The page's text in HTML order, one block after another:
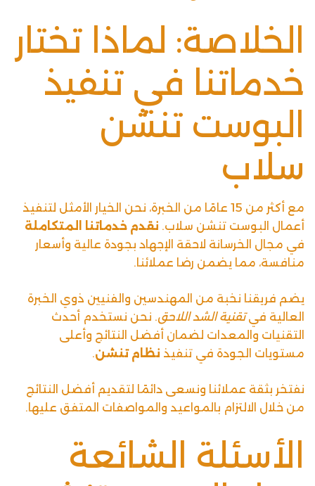
الخلاصة: لماذا تختار
خدماتنا في تنفيذ
البوست تنشن
سلاب
مع أكثر من 15 عامًا من الخبرة، نحن الخيار الأمثل لتنفيذ
أعمال البوست تنشن سلاب. نقدم خدماتنا المتكاملة
في مجال الخرسانة لاحقة الإجهاد بجودة عالية وأسعار
منافسة، مما يضمن رضا عملائنا.
يضم فريقنا نخبة من المهندسين والفنيين ذوي الخبرة
العالية فيتقنية الشد اللاحق. نحن نستخدم أحدث
التقنيات والمعدات لضمان أفضل النتائج وأعلى
مستويات الجودة في تنفيذ نظام تنشن.
نفتخر بثقة عملائنا ونسعى دائمًا لتقديم أفضل النتائج
من خلال الالتزام بالمواعيد والمواصفات المتفق عليها.
الأسئلة الشائعة